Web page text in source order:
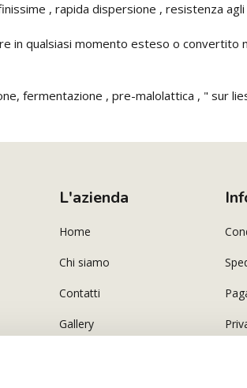
, rapida dispersione , resistenza agli
in qualsiasi momento esteso o
fermentazione , pre-malolattica , " sur
L'azienda
Home
Chi siamo
Contatti
Gallery